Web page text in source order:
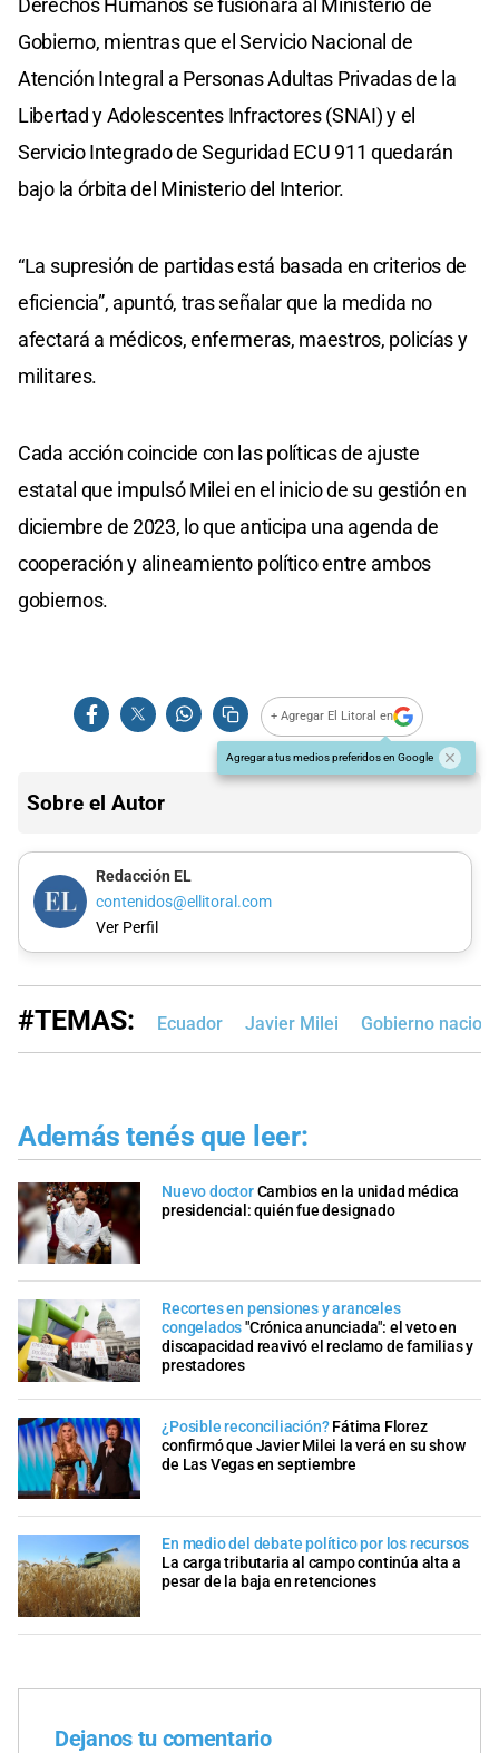
Derechos Humanos se fusionará al Ministerio de
Gobierno, mientras que el Servicio Nacional de
Atención Integral a Personas Adultas Privadas de la
Libertad y Adolescentes Infractores (SNAI) y el
Servicio Integrado de Seguridad ECU 911 quedarán
bajo la órbita del Ministerio del Interior.
“La supresión de partidas está basada en criterios de
eficiencia”, apuntó, tras señalar que la medida no
afectará a médicos, enfermeras, maestros, policías y
militares.
Cada acción coincide con las políticas de ajuste
estatal que impulsó Milei en el inicio de su gestión en
diciembre de 2023, lo que anticipa una agenda de
cooperación y alineamiento político entre ambos
gobiernos.
+ Agregar El Litoral en
Agregar a tus medios preferidos en Google
Sobre el Autor
Redacción EL
contenidos@ellitoral.com
Ver Perfil
#TEMAS: Ecuador Javier Milei Gobierno
Además tenés que leer:
Nuevo doctorCambios en la unidad médica
presidencial: quién fue designado
Recortes en pensiones y aranceles
congelados"Crónica anunciada": el veto en
discapacidad reavivó el reclamo de familias y
prestadores
¿Posible reconciliación? Fátima Florez
confirmó que Javier Milei la verá en su show
de Las Vegas en septiembre
En medio del debate político por los recursos
La carga tributaria al campo continúa alta a
pesar de la baja en retenciones
Dejanos tu comentario